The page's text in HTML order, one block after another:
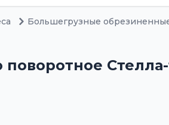
Большегрузные
Стелла-